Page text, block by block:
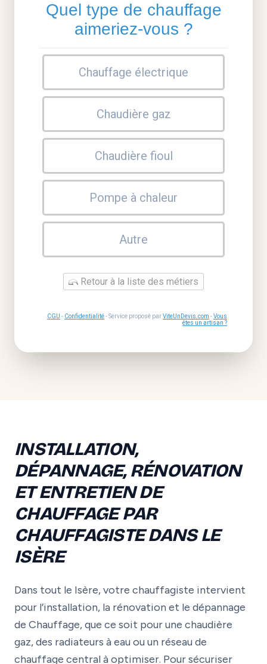
Quel type de chauffage
aimeriez-vous ?
Chauffage électrique
Chaudière gaz
Chaudière fioul
Pompe à chaleur
Autre
Retour à la liste des métiers
CGU - Confidentialité- Service proposé parViteUnDevis.com -Vous
êtes un artisan ?
INSTALLATION,
DÉPANNAGE, RÉNOVATION
ET ENTRETIEN DE
CHAUFFAGE PAR
CHAUFFAGISTE DANS LE
ISÈRE
Dans tout le Isère, votre chauffagiste intervient
pour l’installation, la rénovation et le dépannage
de Chauffage, que ce soit pour une chaudière
gaz, des radiateurs à eau ou un réseau de
chauffage central à optimiser. Pour sécuriser